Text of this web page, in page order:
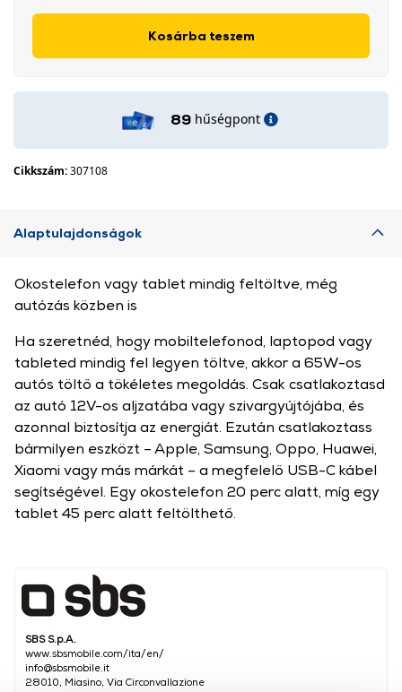
Kosárba teszem
89 hűségpont
Cikkszám:307108
Alaptulajdonságok
SBS S.p.A.
www.sbsmobile.com/ita/en/
info@sbsmobile.it
28010, Miasino, Via Circonvallazione
Okostelefon vagy tablet mindig feltöltve, még
autózás közben is
Ha szeretnéd, hogy mobiltelefonod, laptopod vagy
tableted mindig fel legyen töltve, akkor a 65W-os
autós töltő a tökéletes megoldás. Csak csatlakoztasd
az autó 12V-os aljzatába vagy szivargyújtójába, és
azonnal biztosítja az energiát. Ezután csatlakoztass
bármilyen eszközt – Apple, Samsung, Oppo, Huawei,
Xiaomi vagy más márkát – a megfelelő USB-C kábel
segítségével. Egy okostelefon 20 perc alatt, míg egy
tablet 45 perc alatt feltölthető.